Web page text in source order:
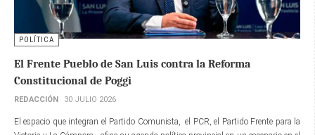
POLÍTICA
El Frente Pueblo de San Luis contra la Reforma
Constitucional de Poggi
REDACCIÓN 30 JULIO 2026
El espacio que integran el Partido Comunista, el PCR, el Partido Frente para la